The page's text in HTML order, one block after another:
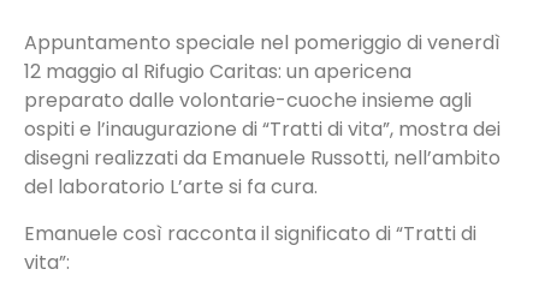
Appuntamento speciale nel pomeriggio di venerdì
12 maggio al Rifugio Caritas: un apericena
preparato dalle volontarie-cuoche insieme agli
ospiti e l’inaugurazione di “Tratti di vita”, mostra dei
disegni realizzati da Emanuele Russotti, nell’ambito
del laboratorio L’arte si fa cura.
Emanuele così racconta il significato di “Tratti di
vita”: